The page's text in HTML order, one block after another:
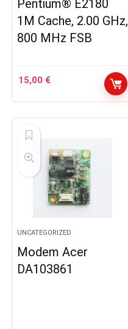
Pentium® E2180
1M Cache, 2.00 GHz,
800 MHz FSB
15,00 €
UNCATEGORIZED
Modem Acer
DA103861